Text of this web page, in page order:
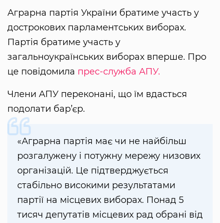
Аграрна партія України братиме участь у
дострокових парламентських виборах.
Партія братиме участь у
загальноукраїнських виборах вперше. Про
це повідомила прес-служба АПУ.
Члени АПУ переконані, що їм вдасться
подолати бар’єр.
«Аграрна партія має чи не найбільш
розгалужену і потужну мережу низових
організацій. Це підтверджується
стабільно високими результатами
партії на місцевих виборах. Понад 5
тисяч депутатів місцевих рад обрані від